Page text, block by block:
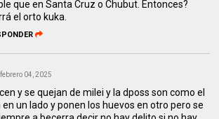
que en Santa Cruz o Chubut. Entonces?
el orto kuka.
febrero 04, 2025
y se quejan de milei y la dposs son como el
un lado y ponen los huevos en otro pero se